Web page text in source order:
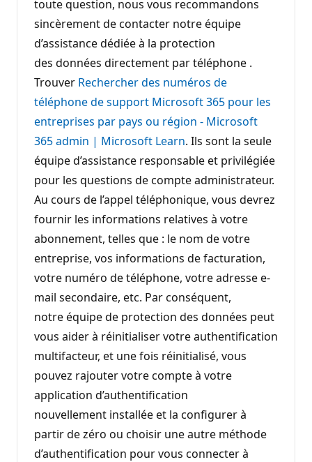
toute question, nous vous recommandons
sincèrement de contacter notre équipe
d’assistance dédiée à la protection
des données directement par téléphone .
Trouver Rechercher des numéros de
téléphone de support Microsoft 365 pour les
entreprises par pays ou région - Microsoft
365 admin | Microsoft Learn. Ils sont la seule
équipe d’assistance responsable et privilégiée
pour les questions de compte administrateur.
Au cours de l’appel téléphonique, vous devrez
fournir les informations relatives à votre
abonnement, telles que : le nom de votre
entreprise, vos informations de facturation,
votre numéro de téléphone, votre adresse e-
mail secondaire, etc. Par conséquent,
notre équipe de protection des données peut
vous aider à réinitialiser votre authentification
multifacteur, et une fois réinitialisé, vous
pouvez rajouter votre compte à votre
application d’authentification
nouvellement installée et la configurer à
partir de zéro ou choisir une autre méthode
d’authentification pour vous connecter à